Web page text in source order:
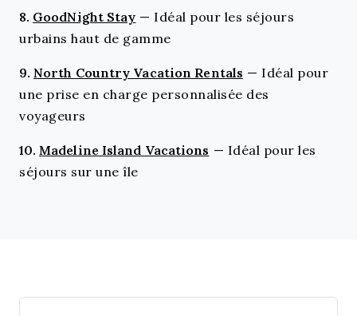
8. GoodNight Stay — Idéal pour les séjours
urbains haut de gamme
9. North Country Vacation Rentals — Idéal pour
une prise en charge personnalisée des
voyageurs
10. Madeline Island Vacations — Idéal pour les
séjours sur une île